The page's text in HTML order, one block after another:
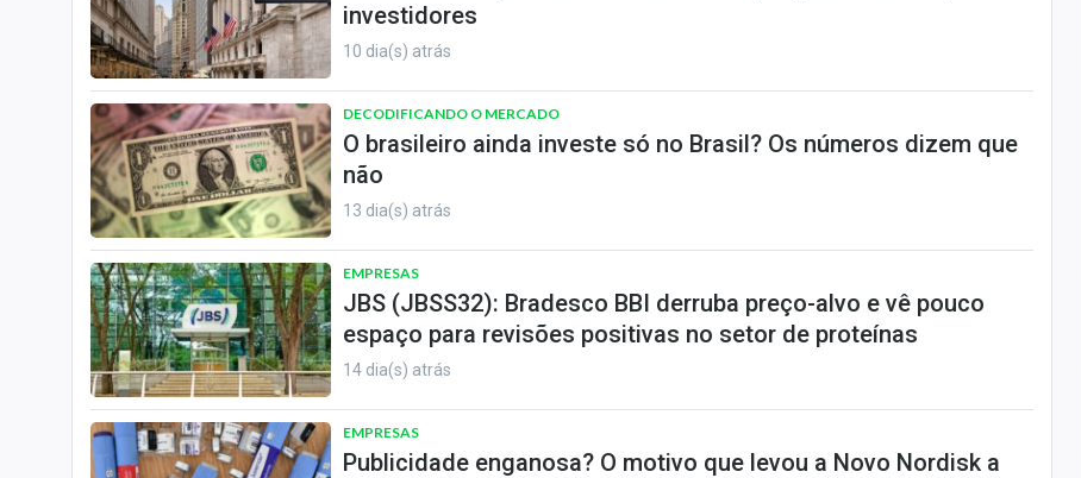
investidores
10 dia(s) atrás
DECODIFICANDO O MERCADO
O brasileiro ainda investe só no Brasil? Os números dizem que
não
13 dia(s) atrás
EMPRESAS
JBS (JBSS32): Bradesco BBI derruba preço-alvo e vê pouco
espaço para revisões positivas no setor de proteínas
14 dia(s) atrás
EMPRESAS
Publicidade enganosa? O motivo que levou a Novo Nordisk a